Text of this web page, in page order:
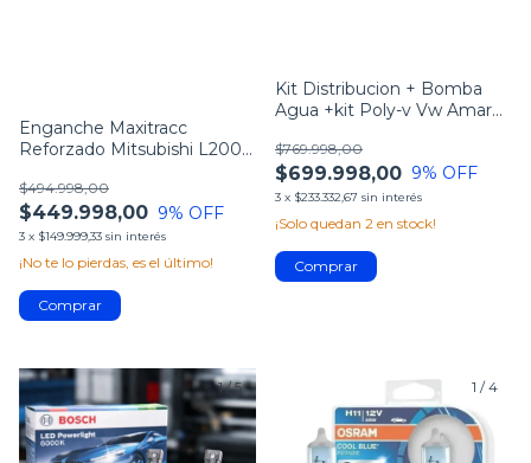
Enganche Maxitracc
Reforzado Mitsubishi L200
$449.998,00
$494.998,00
9% OFF
3 x $149.999,33 sin interés
¡No te lo pierdas, es el último!
Kit Distribucion + Bomba
Agua +kit Poly-v Vw Amarok
$699.998,00
$769.998,00
9% OFF
3 x $233.332,67 sin interés
¡Solo quedan 2 en stock!
1/5 1 /4